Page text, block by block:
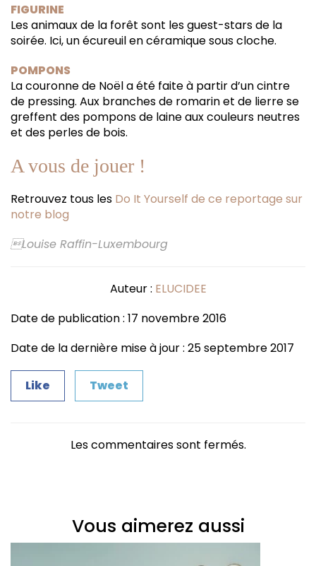
FIGURINE
Les animaux de la forêt sont les guest-stars de la
soirée. Ici, un écureuil en céramique sous cloche.
POMPONS
La couronne de Noël a été faite à partir d’un cintre
de pressing. Aux branches de romarin et de lierre se
greffent des pompons de laine aux couleurs neutres
et des perles de bois.
A vous de jouer !
Retrouvez tous les Do It Yourself de ce reportage sur
notre blog
Louise Raffin-Luxembourg
Auteur : ELUCIDEE
Date de publication : 17 novembre 2016
Date de la dernière mise à jour : 25 septembre 2017
Like Tweet
Les commentaires sont fermés.
Vous aimerez aussi